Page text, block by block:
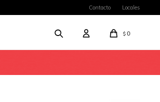
$ 0
Contacto Locales